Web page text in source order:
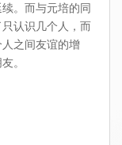
。而与元培的同
认识几个人，而
之间友谊的增
。